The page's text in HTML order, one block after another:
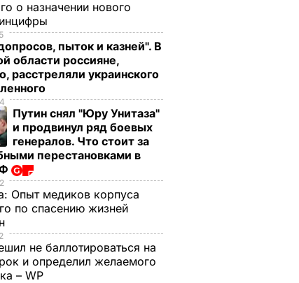
о назначении нового
пыток и казней". В
области россияне,
расстреляли украинского
Путин снял "Юру Унитаза"
и продвинул ряд боевых
генералов. Что стоит за
перестановками в
Опыт медиков корпуса
по спасению жизней
не баллотироваться на
и определил желаемого
– WP